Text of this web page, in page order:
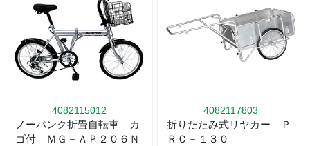
4082115012
ノーパンク折畳自転車 カ
ゴ付 ＭＧ－ＡＰ２０６Ｎ
4082117803
折りたたみ式リヤカー Ｐ
ＲＣ－１３０